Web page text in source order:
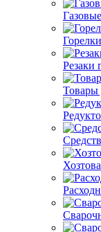
Резаки
Товары